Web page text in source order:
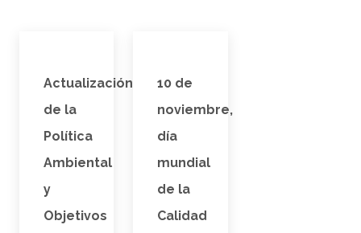
Actualización
de la
Política
Ambiental
y
Objetivos
10 de
noviembre,
día
mundial
de la
Calidad